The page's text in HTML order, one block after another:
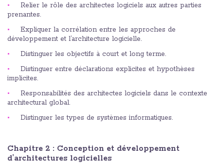
Relier le rôle des architectes logiciels aux autres parties
prenantes.
Expliquer la corrélation entre les approches de
développement et l’architecture logicielle.
Distinguer les objectifs à court et long terme.
Distinguer entre déclarations explicites et hypothèses
implicites.
Responsabilités des architectes logiciels dans le contexte
architectural global.
Distinguer les types de systèmes informatiques.
Chapitre 2 : Conception et développement
d’architectures logicielles